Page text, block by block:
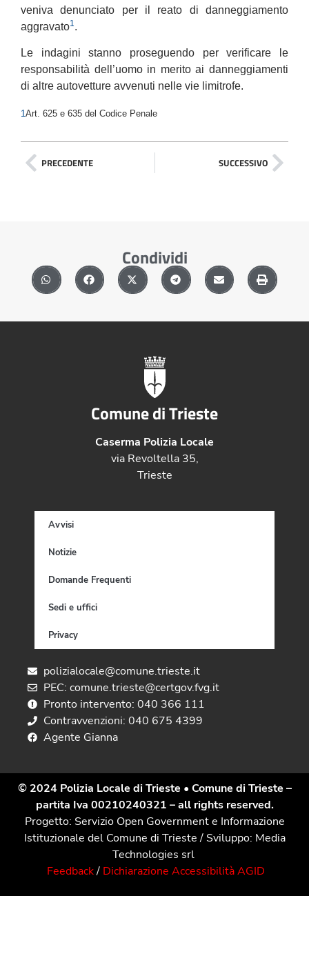
veniva denunciato per il reato di danneggiamento
aggravato1.
Le indagini stanno proseguendo per verificare le
responsabilità dell’uomo in merito ai danneggiamenti
di altre autovetture avvenuti nelle vie limitrofe.
1Art. 625 e 635 del Codice Penale
PRECEDENTE SUCCESSIVO
Condividi
Comune di Trieste
Caserma Polizia Locale
via Revoltella 35,
Trieste
Avvisi
Notizie
Domande Frequenti
Sedi e uffici
Privacy
polizialocale@comune.trieste.it
PEC: comune.trieste@certgov.fvg.it
Pronto intervento: 040 366 111
Contravvenzioni: 040 675 4399
Agente Gianna
© 2024 Polizia Locale di Trieste • Comune di Trieste –
partita Iva 00210240321 – all rights reserved.
Progetto: Servizio Open Government e Informazione
Istituzionale del Comune di Trieste / Sviluppo: Media
Technologies srl
Feedback/ Dichiarazione Accessibilità AGID